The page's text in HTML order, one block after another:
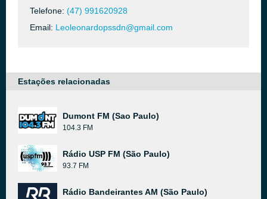
Telefone: (47) 991620928
Email: Leoleonardopssdn@gmail.com
Estações relacionadas
Dumont FM (Sao Paulo)
104.3 FM
Rádio USP FM (São Paulo)
93.7 FM
Rádio Bandeirantes AM (São Paulo)